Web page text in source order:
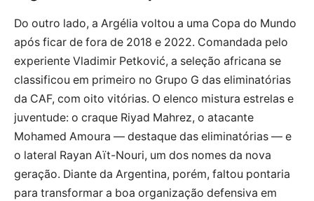
Do outro lado, a Argélia voltou a uma Copa do Mundo
após ficar de fora de 2018 e 2022. Comandada pelo
experiente Vladimir Petković, a seleção africana se
classificou em primeiro no Grupo G das eliminatórias
da CAF, com oito vitórias. O elenco mistura estrelas e
juventude: o craque Riyad Mahrez, o atacante
Mohamed Amoura — destaque das eliminatórias — e
o lateral Rayan Aït-Nouri, um dos nomes da nova
geração. Diante da Argentina, porém, faltou pontaria
para transformar a boa organização defensiva em